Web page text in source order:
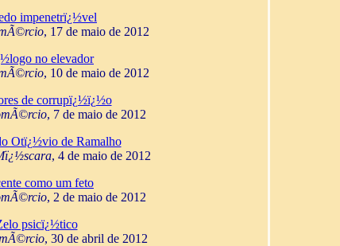
impenetrï¿½vel
, 17 de maio de 2012
no elevador
, 10 de maio de 2012
de corrupï¿½ï¿½o
, 7 de maio de 2012
Otï¿½vio de Ramalho
, 4 de maio de 2012
como um feto
, 2 de maio de 2012
psicï¿½tico
, 30 de abril de 2012